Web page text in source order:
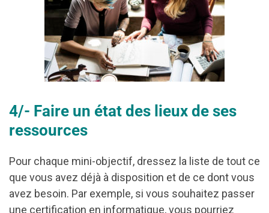
4/- Faire un état des lieux de ses
ressources
Pour chaque mini-objectif, dressez la liste de tout ce
que vous avez déjà à disposition et de ce dont vous
avez besoin. Par exemple, si vous souhaitez passer
une certification en informatique, vous pourriez